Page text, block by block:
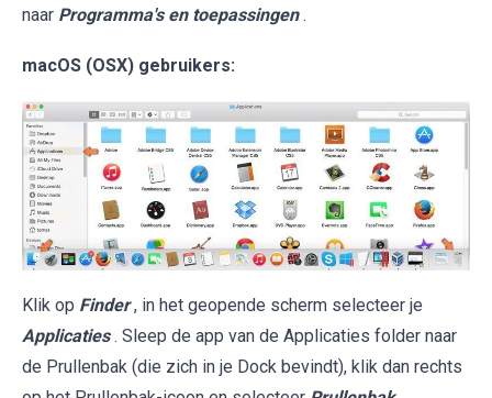
naar Programma's en toepassingen .
macOS (OSX) gebruikers:
Klik op Finder , in het geopende scherm selecteer je
Applicaties . Sleep de app van de Applicaties folder naar
de Prullenbak (die zich in je Dock bevindt), klik dan rechts